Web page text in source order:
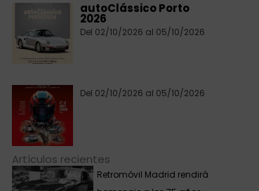
autoClássico Porto
2026
Del 02/10/2026 al 05/10/2026
Del 02/10/2026 al 05/10/2026
Artículos recientes
Retromóvil Madrid rendirá